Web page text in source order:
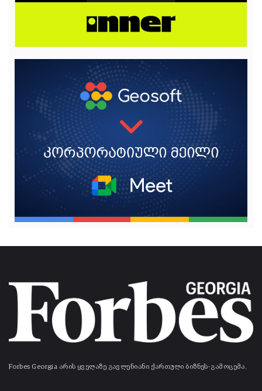
Forbes Georgia არის ყველაზე გავლენიანი ქართული ბიზნეს-გამოცემა.